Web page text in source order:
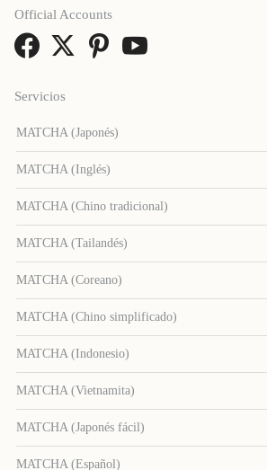
Servicios
MATCHA (Japonés)
MATCHA (Inglés)
MATCHA (Chino tradicional)
MATCHA (Tailandés)
MATCHA (Coreano)
MATCHA (Chino simplificado)
MATCHA (Indonesio)
MATCHA (Vietnamita)
MATCHA (Japonés fácil)
MATCHA (Español)
Official Accounts